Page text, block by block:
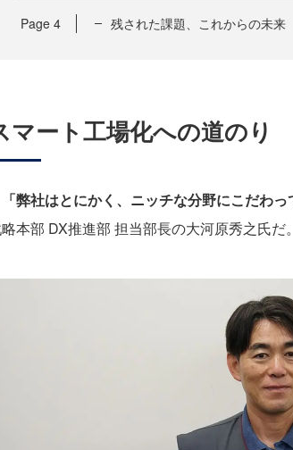
Page 4 残された課題、これからの未来
マート工場化への道のり
「弊社はとにかく、ニッチな分野にこだわっ
本部 DX推進部 担当部長の大河原秀之氏だ。